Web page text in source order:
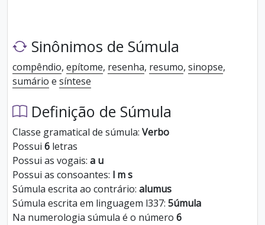
Sinônimos de Súmula
compêndio, epítome, resenha, resumo, sinopse,
sumário e síntese
Definição de Súmula
Classe gramatical de súmula: Verbo
Possui 6 letras
Possui as vogais: a u
Possui as consoantes: l m s
Súmula escrita ao contrário: alumus
Súmula escrita em linguagem l337: 5úmula
Na numerologia súmula é o número 6